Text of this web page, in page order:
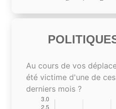
Au cours de vos
été victime d'une de
derniers mois ?